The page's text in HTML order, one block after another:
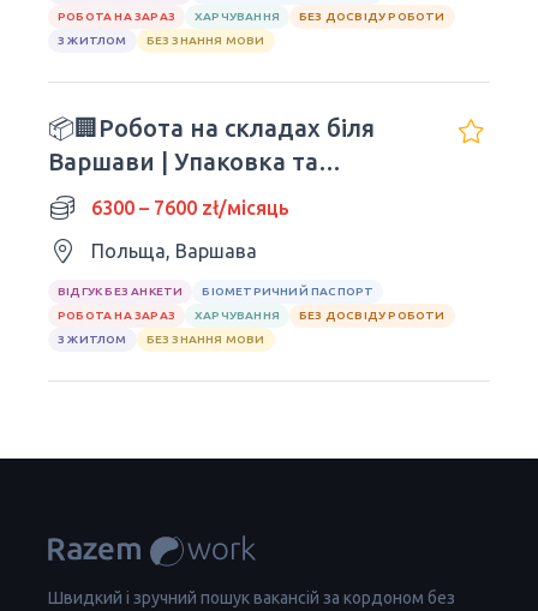
РОБОТА НА ЗАРАЗ
ХАРЧУВАННЯ
БЕЗ ДОСВІДУ РОБОТИ
З ЖИТЛОМ
БЕЗ ЗНАННЯ МОВИ
📦🏢Робота на складах біля
Варшави | Упаковка та
сортування
6300 – 7600 zł/місяць
Польща, Варшава
ВІДГУК БЕЗ АНКЕТИ
БІОМЕТРИЧНИЙ ПАСПОРТ
РОБОТА НА ЗАРАЗ
ХАРЧУВАННЯ
БЕЗ ДОСВІДУ РОБОТИ
З ЖИТЛОМ
БЕЗ ЗНАННЯ МОВИ
Швидкий і зручний пошук вакансій за кордоном без